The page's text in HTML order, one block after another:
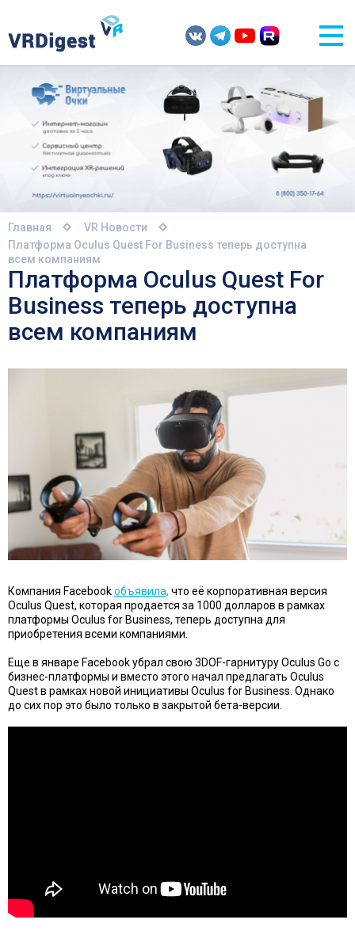
Главная
VR Новости
Платформа Oculus Quest For Business теперь доступна
всем компаниям
Платформа Oculus Quest For
Business теперь доступна
всем компаниям
Компания Facebookобъявила, что её корпоративная версия
Oculus Quest, которая продается за 1000 долларов в рамках
платформы Oculus for Business, теперь доступна для
приобретения всеми компаниями.
Еще в январе Facebook убрал свою 3DOF-гарнитуру Oculus Go с
бизнес-платформы и вместо этого начал предлагать Oculus
Quest в рамках новой инициативы Oculus for Business. Однако
до сих пор это было только в закрытой бета-версии.